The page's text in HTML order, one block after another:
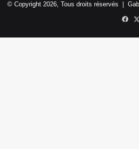
© Copyright 2026, Tous droits réservés |